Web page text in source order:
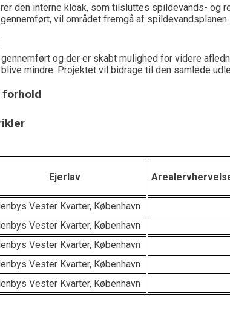
den interne kloak, som tilsluttes spildevands- og
vil området fremgå af
og der er skabt mulighed for videre
mindre. Projektet vil bidrage til den samlede
Ejerlav
Vester Kvarter, København
Vester Kvarter, København
Vester Kvarter, København
Vester Kvarter, København
Vester Kvarter, København